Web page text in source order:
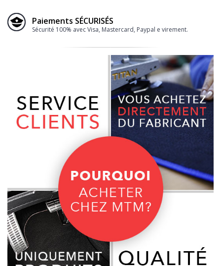
Paiements SÉCURISÉS
Sécurité 100% avec Visa, Mastercard, Paypal e virement.